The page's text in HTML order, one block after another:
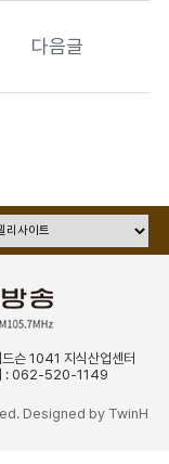
다음글
슨 1041 지식산업센터
: 062-520-1149
Designed by TwinH